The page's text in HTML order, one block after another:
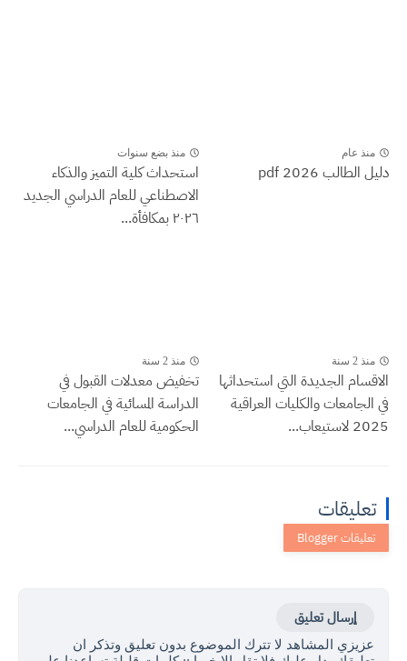
منذ عام
دليل الطالب 2026 pdf
منذ بضع سنوات
استحداث كلية التميز والذكاء
الاصطناعي للعام الدراسي الجديد
٢٠٢٦ بمكافأة...
منذ 2 سنة
الاقسام الجديدة التي استحداثها
في الجامعات والكليات العراقية
2025 لاستيعاب...
منذ 2 سنة
تخفيض معدلات القبول في
الدراسة المسائية في الجامعات
الحكومية للعام الدراسي...
تعليقات
إرسال تعليق
عزيزي المشاهد لا تترك الموضوع بدون تعليق وتذكر ان